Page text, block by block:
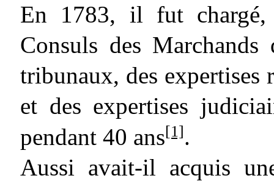
En 1783, il fut
Consuls des
tribunaux, des expertises
et des expertises
pendant 40 ans[1].
Aussi avait-il acquis